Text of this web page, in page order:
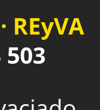
REyVA
503